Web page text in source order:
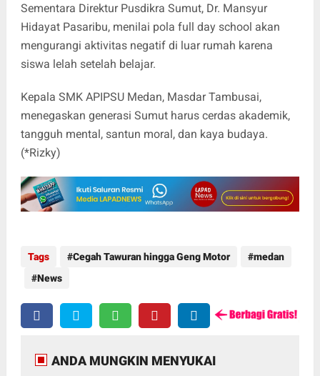
Sementara Direktur Pusdikra Sumut, Dr. Mansyur
Hidayat Pasaribu, menilai pola full day school akan
mengurangi aktivitas negatif di luar rumah karena
siswa lelah setelah belajar.
Kepala SMK APIPSU Medan, Masdar Tambusai,
menegaskan generasi Sumut harus cerdas akademik,
tangguh mental, santun moral, dan kaya budaya.
(*Rizky)
Tags Cegah Tawuran hingga Geng Motor
medan
News
ANDA MUNGKIN MENYUKAI